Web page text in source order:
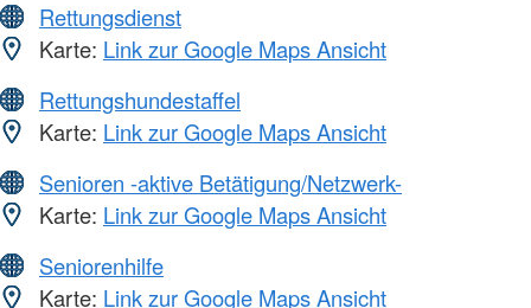
Rettungsdienst
Karte: Link zur Google Maps Ansicht
Rettungshundestaffel
Karte: Link zur Google Maps Ansicht
Senioren -aktive Betätigung/Netzwerk-
Karte: Link zur Google Maps Ansicht
Seniorenhilfe
Karte: Link zur Google Maps Ansicht